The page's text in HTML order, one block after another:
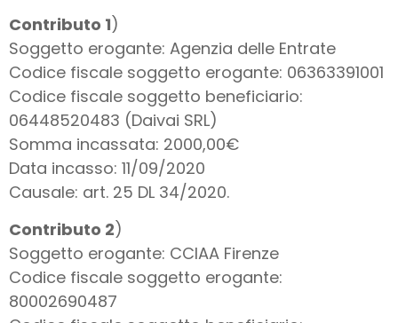
Contributo 1)
Soggetto erogante: Agenzia delle Entrate
Codice fiscale soggetto erogante: 06363391001
Codice fiscale soggetto beneficiario:
06448520483 (Daivai SRL)
Somma incassata: 2000,00€
Data incasso: 11/09/2020
Causale: art. 25 DL 34/2020.
Contributo 2)
Soggetto erogante: CCIAA Firenze
Codice fiscale soggetto erogante:
80002690487